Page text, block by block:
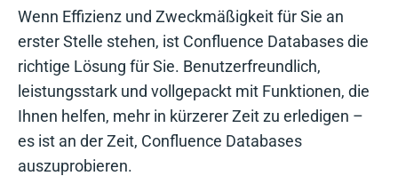
Wenn Effizienz und Zweckmäßigkeit für Sie an
erster Stelle stehen, ist Confluence Databases die
richtige Lösung für Sie. Benutzerfreundlich,
leistungsstark und vollgepackt mit Funktionen, die
Ihnen helfen, mehr in kürzerer Zeit zu erledigen –
es ist an der Zeit, Confluence Databases
auszuprobieren.